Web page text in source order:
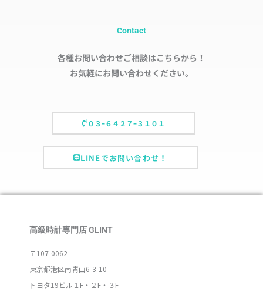
Contact
各種お問い合わせご相談はこちらから！
お気軽にお問い合わせください。
０３ｰ６４２７ｰ３１０１
LINEでお問い合わせ！
高級時計専門店 GLINT
〒107-0062
東京都港区南青山6-3-10
トヨタ19ビル１F・２F・３F